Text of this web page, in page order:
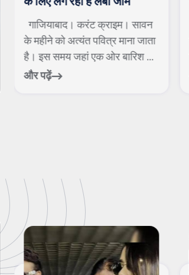
गाजियाबाद। करंट क्राइम। सावन
के महीने को अत्यंत पवित्र माना जाता
है। इस समय जहां एक ओर बारिश ...
और पढ़ें